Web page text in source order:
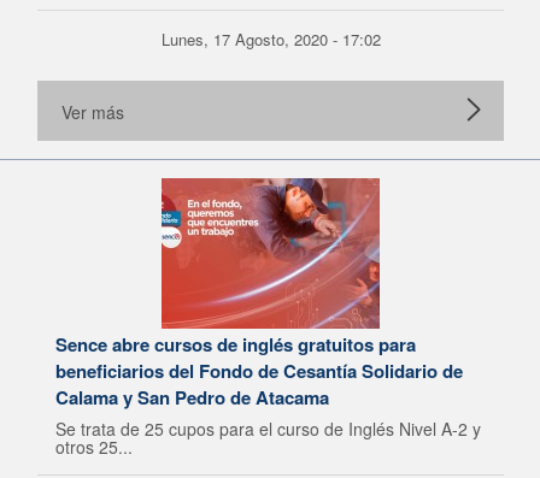
Lunes, 17 Agosto, 2020 - 17:02
Ver más
Sence abre cursos de inglés gratuitos para
beneficiarios del Fondo de Cesantía Solidario de
Calama y San Pedro de Atacama
Se trata de 25 cupos para el curso de Inglés Nivel A-2 y
otros 25...